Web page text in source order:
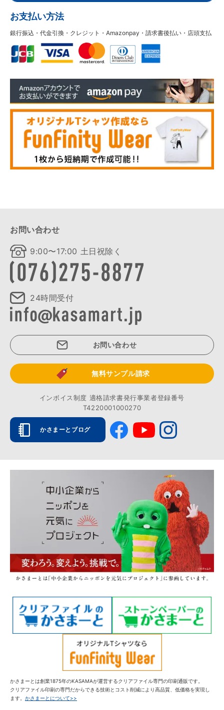
お支払い方法
銀行振込・代金引換・クレジット・Amazonpay・請求書後払い・店頭支払
お問い合わせ
9:00〜17:00 土日祝除く
24時間受付
お問い合わせ
無料サンプル請求
インボイス制度 適格請求書発行事業者登録番号
T4220001000270
かさまーとブログ
かさまーとは創業1875年のKASAMAが運営するクリアファイル専門の印刷通販です。
クリアファイル印刷の専門だからできる技術とコスト削減により高品質、低価格を実現し
ます。 かさまーとについて>>